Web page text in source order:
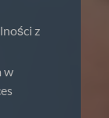
z
w